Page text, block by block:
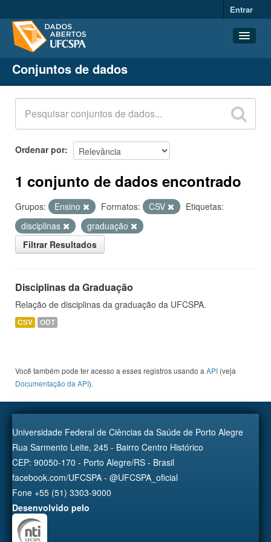
Entrar
Conjuntos de dados
Organizações
Grupos
Sobre
Conjuntos de dados
Ordenar por
1 conjunto de dados encontrado
Grupos: Ensino Formatos: CSV
Etiquetas:
disciplinas
graduação
Filtrar Resultados
Disciplinas da Graduação
Relação de disciplinas da graduação da UFCSPA.
CSV ODT
Você também pode ter acesso a esses registros usando a API (veja
Documentação da API).
Universidade Federal de Ciências da Saúde de Porto Alegre
Rua Sarmento Leite, 245 - Bairro Centro Histórico
CEP: 90050-170 - Porto Alegre/RS - Brasil
facebook.com/UFCSPA - @UFCSPA_oficial
Fone +55 (51) 3303-9000
Desenvolvido pelo